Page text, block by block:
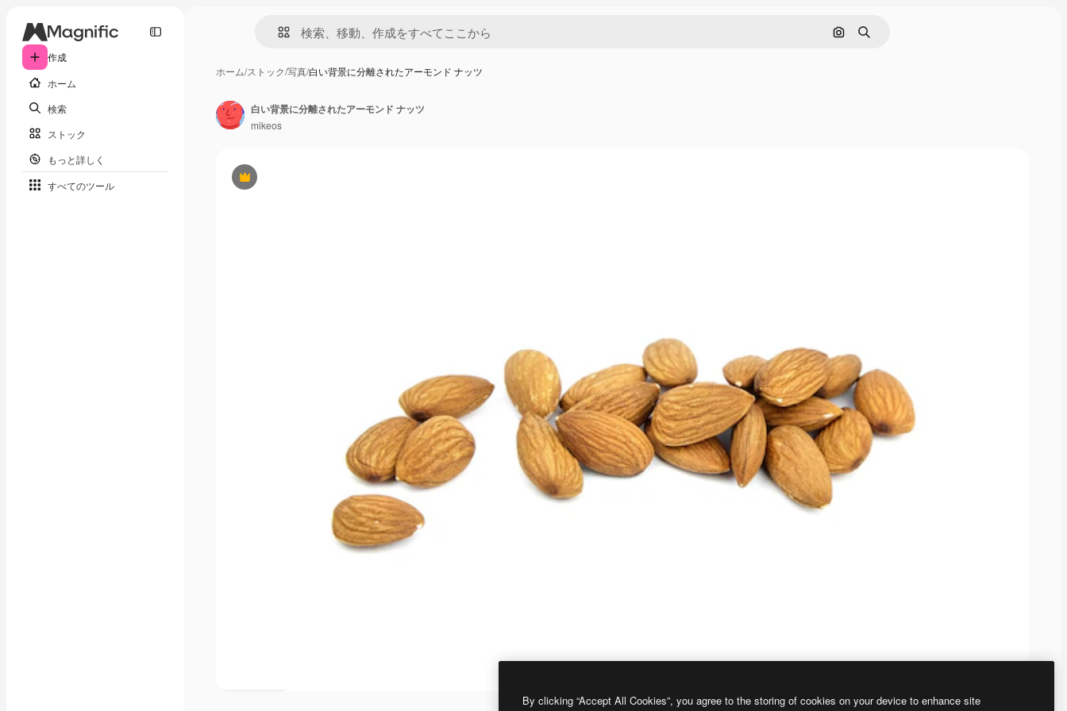
作成
ホーム
検索
ストック
もっと詳しく
すべてのツール
画像で検索
検索
ホーム/ストック/写真/白い背景に分離されたアーモンド ナッツ
Premium
白い背景に分離されたアーモンド ナッツ
mikeos
By clicking “Accept All Cookies”, you agree to the storing of cookies on your device to enhance site